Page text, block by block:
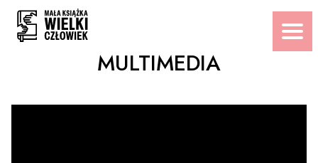
Przejdź
treści
MULTIMEDIAMULTIMEDIA